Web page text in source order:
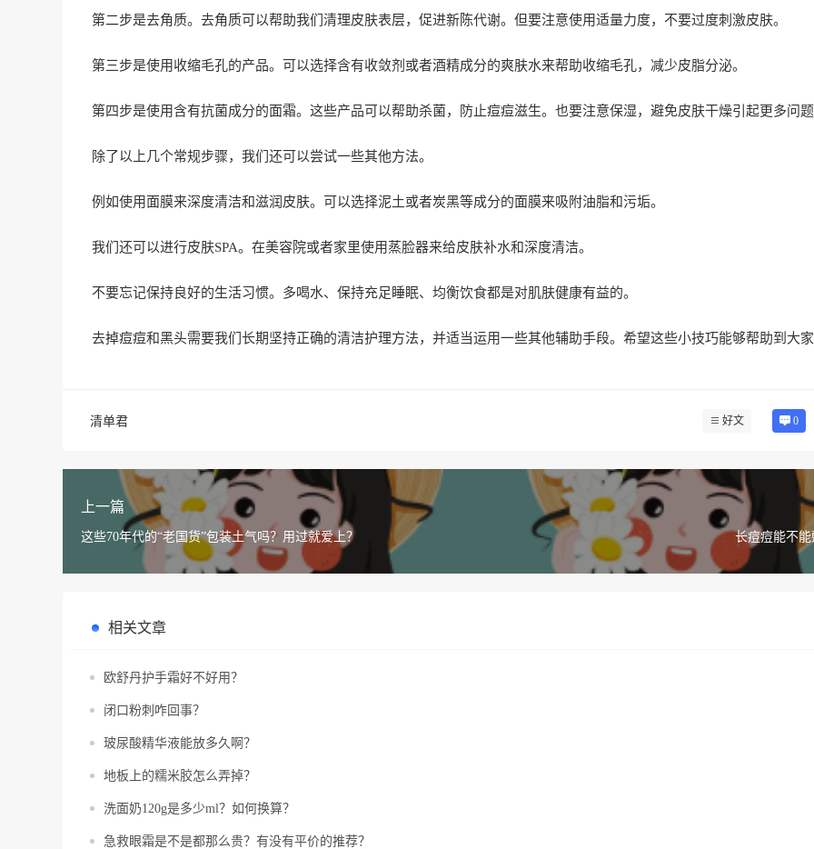
第二步是去角质。去角质可以帮助我们清理皮肤表层，促进新陈代谢。但要注意使用适量力度，不要过度刺激皮肤。
第三步是使用收缩毛孔的产品。可以选择含有收敛剂或者酒精成分的爽肤水来帮助收缩毛孔，减少皮脂分泌。
第四步是使用含有抗菌成分的面霜。这些产品可以帮助杀菌，防止痘痘滋生。也要注意保湿，避免皮肤干燥引起更多问题
除了以上几个常规步骤，我们还可以尝试一些其他方法。
例如使用面膜来深度清洁和滋润皮肤。可以选择泥土或者炭黑等成分的面膜来吸附油脂和污垢。
我们还可以进行皮肤SPA。在美容院或者家里使用蒸脸器来给皮肤补水和深度清洁。
不要忘记保持良好的生活习惯。多喝水、保持充足睡眠、均衡饮食都是对肌肤健康有益的。
去掉痘痘和黑头需要我们长期坚持正确的清洁护理方法，并适当运用一些其他辅助手段。希望这些小技巧能够帮助到大家
清单君 好文 0
上一篇
这些70年代的“老国货”包装土气吗？用过就爱上？ 长痘痘能不能
相关文章
欧舒丹护手霜好不好用？
闭口粉刺咋回事？
玻尿酸精华液能放多久啊？
地板上的糯米胶怎么弄掉？
洗面奶120g是多少ml？如何换算？
急救眼霜是不是都那么贵？有没有平价的推荐？